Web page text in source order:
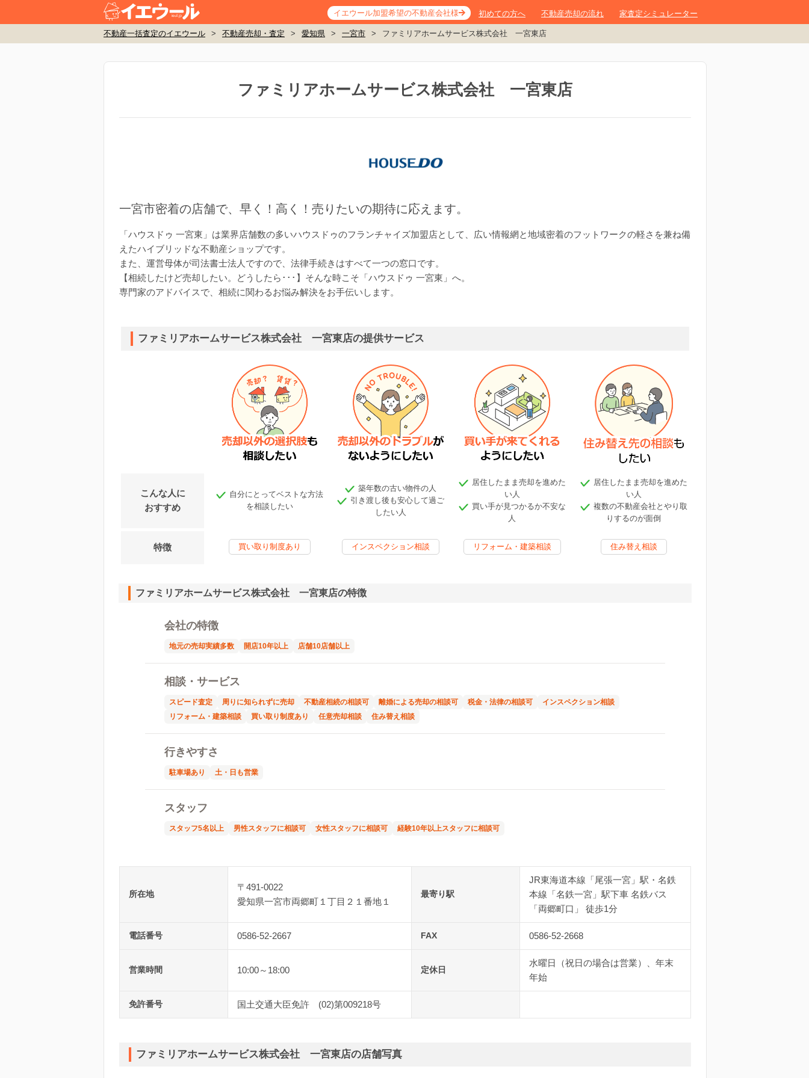
イエウール加盟希望の不動産会社様 初めての方へ 不動産売却の流れ 家査定シミュレーター
不動産一括査定のイエウール > 不動産売却・査定 > 愛知県 > 一宮市 > ファミリアホームサービス株式会社 一宮東店
ファミリアホームサービス株式会社 一宮東店
一宮市密着の店舗で、早く！高く！売りたいの期待に応えます。
「ハウスドゥ 一宮東」は業界店舗数の多いハウスドゥのフランチャイズ加盟店として、広い情報網と地域密着のフットワークの軽さを兼ね備
えたハイブリッドな不動産ショップです。
また、運営母体が司法書士法人ですので、法律手続きはすべて一つの窓口です。
【相続したけど売却したい。どうしたら･･･】そんな時こそ「ハウスドゥ 一宮東」へ。
専門家のアドバイスで、相続に関わるお悩み解決をお手伝いします。
ファミリアホームサービス株式会社 一宮東店の提供サービス
こんな人に
おすすめ
自分にとってベストな方法
を相談したい
築年数の古い物件の人
引き渡し後も安心して過ご
したい人
居住したまま売却を進めた
い人
買い手が見つかるか不安な
人
居住したまま売却を進めた
い人
複数の不動産会社とやり取
りするのが面倒
特徴 買い取り制度あり インスペクション相談 リフォーム・建築相談 住み替え相談
ファミリアホームサービス株式会社 一宮東店の特徴
会社の特徴
地元の売却実績多数 開店10年以上 店舗10店舗以上
相談・サービス
スピード査定 周りに知られずに売却 不動産相続の相談可 離婚による売却の相談可 税金・法律の相談可
インスペクション相談
リフォーム・建築相談
買い取り制度あり 任意売却相談 住み替え相談
行きやすさ
駐車場あり 土・日も営業
スタッフ
スタッフ5名以上 男性スタッフに相談可 女性スタッフに相談可 経験10年以上スタッフに相談可
所在地
〒491-0022
愛知県一宮市両郷町１丁目２１番地１
最寄り駅
JR東海道本線「尾張一宮」駅・名鉄
本線「名鉄一宮」駅下車 名鉄バス
「両郷町口」 徒歩1分
電話番号 0586-52-2667 FAX 0586-52-2668
営業時間 10:00～18:00 定休日
水曜日（祝日の場合は営業）、年末
年始
免許番号 国土交通大臣免許 (02)第009218号
ファミリアホームサービス株式会社 一宮東店の店舗写真